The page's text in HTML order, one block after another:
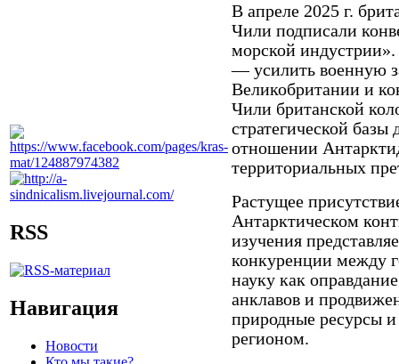
RSS
Навигация
Новости
В апреле 2025 г.
Чили подписали
морской
— усилить военную
Великобритании и
Чили британской
стратегической базы
отношении
территориальных
Растущее
Антарктическом
изучения
конкуренции между
науку как
анклавов и
природные ресурсы
регионом.